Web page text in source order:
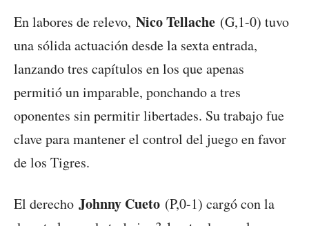
En labores de relevo, Nico Tellache (G,1-0) tuvo
una sólida actuación desde la sexta entrada,
lanzando tres capítulos en los que apenas
permitió un imparable, ponchando a tres
oponentes sin permitir libertades. Su trabajo fue
clave para mantener el control del juego en favor
de los Tigres.
El derecho Johnny Cueto (P,0-1) cargó con la